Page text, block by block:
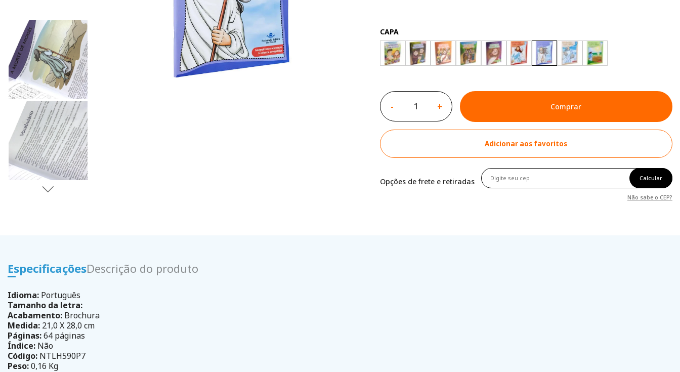
CAPA
- + Comprar
Adicionar aos favoritos
Opções de frete e retiradas Calcular
Não sabe o CEP?
EspecificaçõesDescrição do produto
Idioma: Português
Tamanho da letra:
Acabamento: Brochura
Medida: 21,0 X 28,0 cm
Páginas:64 páginas
Índice: Não
Código: NTLH590P7
Peso:0,16 Kg